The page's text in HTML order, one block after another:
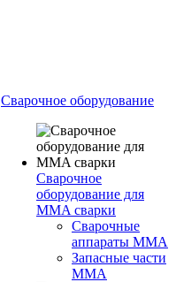
Сварочное оборудование
Сварочное
оборудование для
MMA сварки
Сварочные
аппараты MMA
Запасные части
MMA